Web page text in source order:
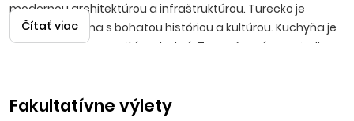
modernou architektúrou a infraštruktúrou. Turecko je
nádherná krajina s bohatou históriou a kultúrou. Kuchyňa je
mimoriadne rozmanitá a chutná, Turci sú v príprave jedla
už s First minute zľavami alebo ako Last minute dovolenku,
Čítať viac
Fakultatívne výlety